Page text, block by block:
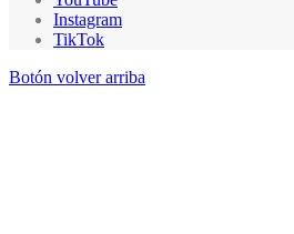
Instagram
TikTok
Botón volver arriba